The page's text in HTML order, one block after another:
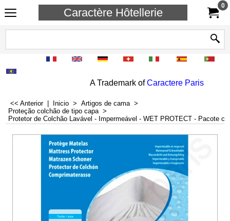
Caractère Hôtellerie
0
A Trademark ofCaractere Paris
<< Anterior Inicio > Artigos de cama>
Proteção colchão de tipo capa>
Protetor de Colchão Lavável - Impermeável - WET PROTECT - Pacote